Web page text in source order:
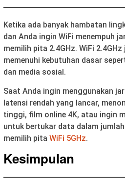
Ketika ada banyak hambatan
dan Anda ingin WiFi menempuh
memilih pita 2.4GHz. WiFi
memenuhi kebutuhan dasar
dan media sosial.
Saat Anda ingin menggunakan
latensi rendah yang lancar,
tinggi, film online 4K, atau ingin
untuk bertukar data dalam
memilih pita WiFi 5GHz.
Kesimpulan